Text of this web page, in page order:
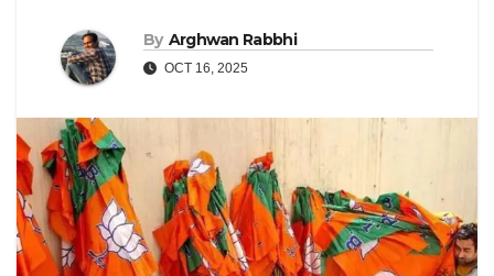
By Arghwan Rabbhi
OCT 16, 2025